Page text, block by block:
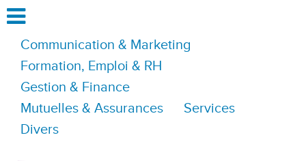
Communication & Marketing
Formation, Emploi & RH
Gestion & Finance
Mutuelles & Assurances
Services
Divers